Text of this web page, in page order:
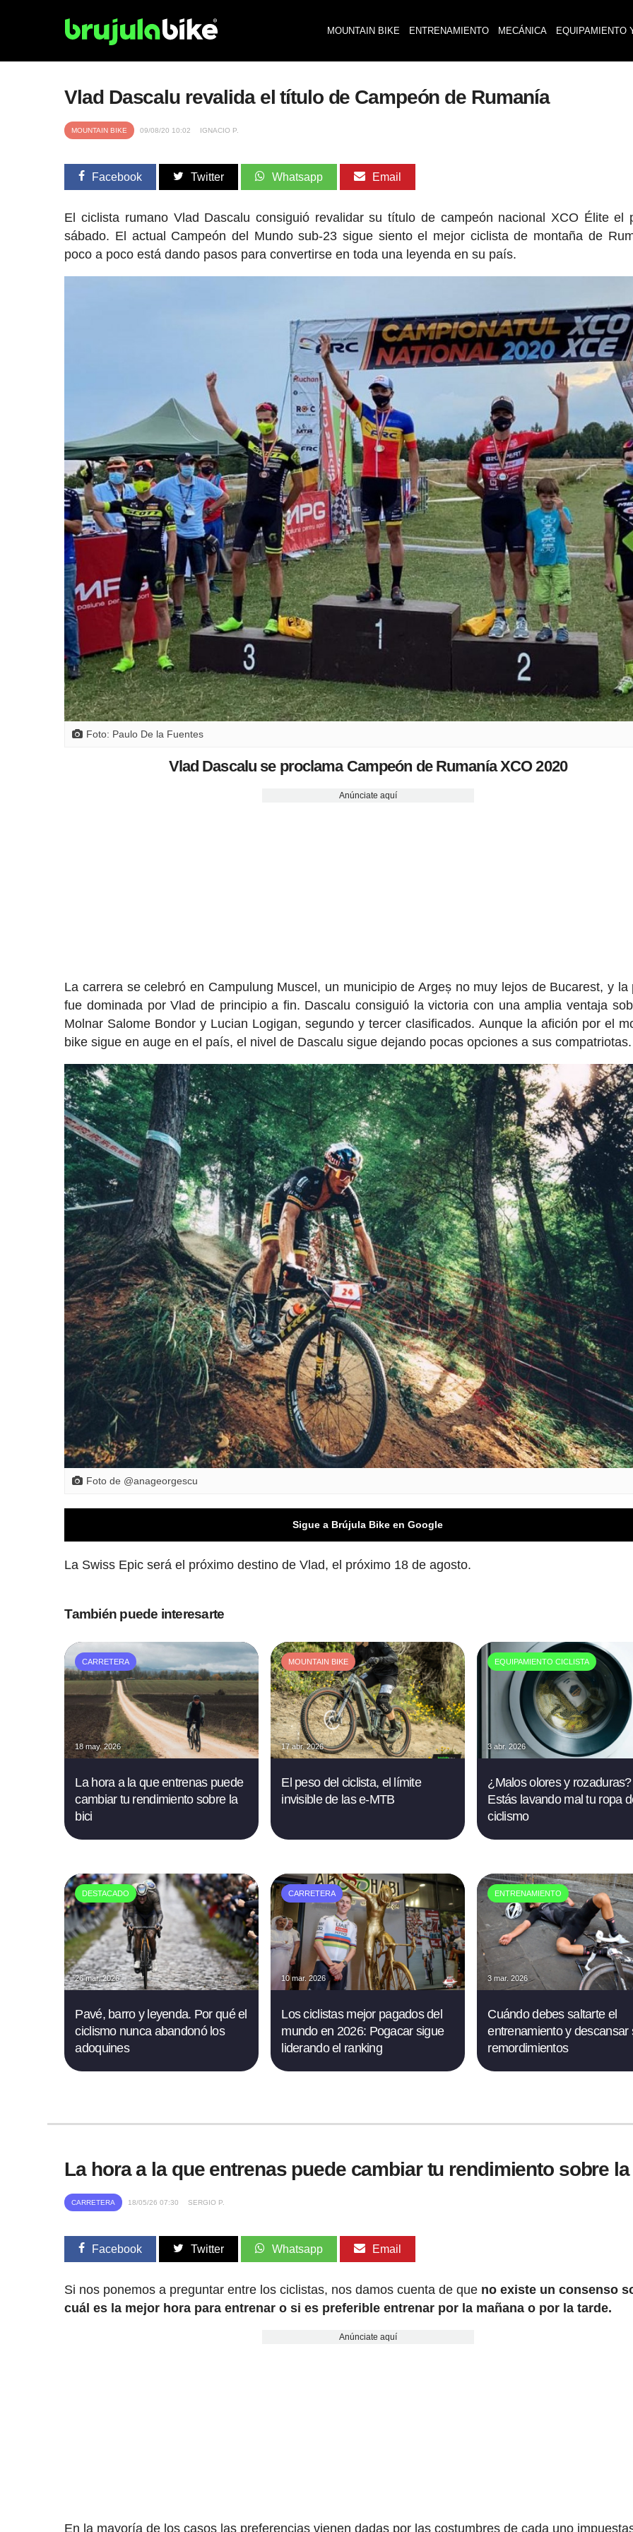
MOUNTAIN BIKE ENTRENAMIENTO MECÁNICA EQUIPAMIENTO
Vlad Dascalu revalida el título de Campeón de Rumanía
MOUNTAIN BIKE 09/08/20 10:02 IGNACIO P.
Facebook Twitter Whatsapp Email
El ciclista rumano Vlad Dascalu consiguió revalidar su título de campeón nacional XCO Élite el
sábado. El actual Campeón del Mundo sub-23 sigue siento el mejor ciclista de montaña de
poco a poco está dando pasos para convertirse en toda una leyenda en su país.
Foto: Paulo De la Fuentes
Vlad Dascalu se proclama Campeón de Rumanía XCO 2020
Anúnciate aquí
La carrera se celebró en Campulung Muscel, un municipio de Argeș no muy lejos de Bucarest, y la
fue dominada por Vlad de principio a fin. Dascalu consiguió la victoria con una amplia ventaja
Molnar Salome Bondor y Lucian Logigan, segundo y tercer clasificados. Aunque la afición por el
bike sigue en auge en el país, el nivel de Dascalu sigue dejando pocas opciones a sus compatriotas.
Foto de @anageorgescu
Sigue a Brújula Bike en Google
La Swiss Epic será el próximo destino de Vlad, el próximo 18 de agosto.
También puede interesarte
CARRETERA
18 may. 2026
La hora a la que entrenas puede
cambiar tu rendimiento sobre la
bici
MOUNTAIN BIKE
17 abr. 2026
El peso del ciclista, el límite
invisible de las e-MTB
EQUIPAMIENTO CICLISTA
3 abr. 2026
¿Malos olores y rozaduras?
Estás lavando mal tu ropa
ciclismo
DESTACADO
26 mar. 2026
Pavé, barro y leyenda. Por qué el
ciclismo nunca abandonó los
adoquines
CARRETERA
10 mar. 2026
Los ciclistas mejor pagados del
mundo en 2026: Pogacar sigue
liderando el ranking
ENTRENAMIENTO
3 mar. 2026
Cuándo debes saltarte el
entrenamiento y descansar
remordimientos
La hora a la que entrenas puede cambiar tu rendimiento sobre
CARRETERA 18/05/26 07:30 SERGIO P.
Facebook Twitter Whatsapp Email
Si nos ponemos a preguntar entre los ciclistas, nos damos cuenta de que no existe un consenso
cuál es la mejor hora para entrenar o si es preferible entrenar por la mañana o por la tarde.
Anúnciate aquí
En la mayoría de los casos las preferencias vienen dadas por las costumbres de cada uno